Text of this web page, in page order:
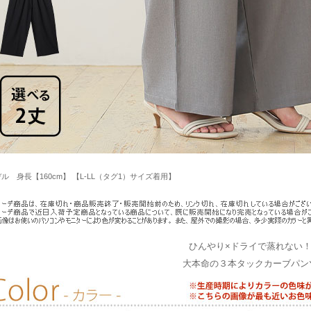
ル 身長【160cm】 【L-LL（タグ1）サイズ着用】
ひんやり×ドライで蒸れない！
大本命の３本タックカーブパン